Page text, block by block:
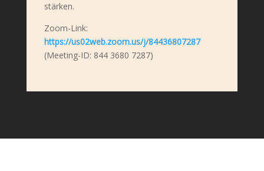
stärken.
Zoom-Link:
https://us02web.zoom.us/j/84436807287
(Meeting-ID: 844 3680 7287)